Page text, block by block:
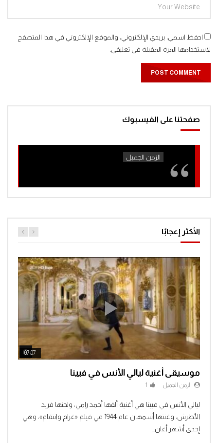
احفظ اسمي، بريدي الإلكتروني، والموقع الإلكتروني في هذا المتصفح
لاستخدامها المرة المقبلة في تعليقي.
صفحتنا على الفيسبوك
الأكثر إعجابًا
07:07
موسيقى أغنية ليالي الأنس في فيينا
الزمن الجميل 1
ليالي الأنس في فيينا هي أغنية ألفها أحمد رامي، ولحنها فريد
الأطرش، وغنتها أسمهان عام 1944 في فيلم «غرام وانتقام»، وهي
إحدى أشهر أغان...
Watch Later